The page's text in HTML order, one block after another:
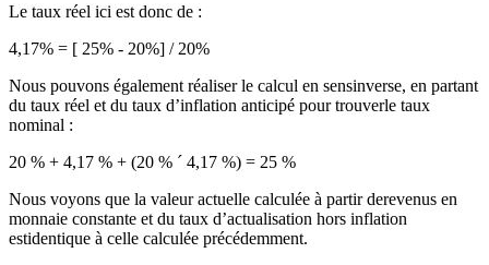
Le taux réel ici est donc de :
4,17% = [ 25% - 20%] / 20%
Nous pouvons également réaliser le calcul en sensinverse, en partant
du taux réel et du taux d’inflation anticipé pour trouverle taux
nominal :
20 % + 4,17 % + (20 % ´ 4,17 %) = 25 %
Nous voyons que la valeur actuelle calculée à partir derevenus en
monnaie constante et du taux d’actualisation hors inflation
estidentique à celle calculée précédemment.